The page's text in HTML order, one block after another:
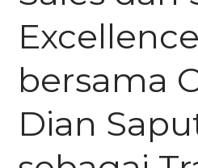
Excellence
bersama
Dian